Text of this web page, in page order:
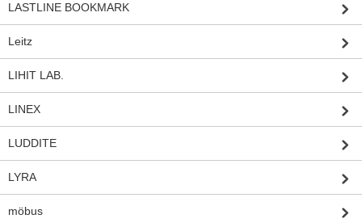
LASTLINE BOOKMARK
Leitz
LIHIT LAB.
LINEX
LUDDITE
LYRA
möbus